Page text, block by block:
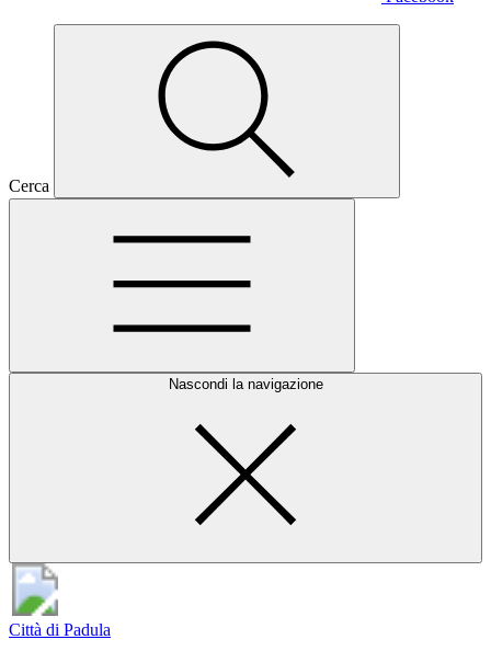
Cerca
Nascondi la navigazione
Città di Padula